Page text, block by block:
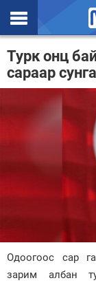
Эхлэл
Цаг агаар
Нийгэм
Дэлхий
Турк онц
сараар
Одоогоос сар
зарим албан